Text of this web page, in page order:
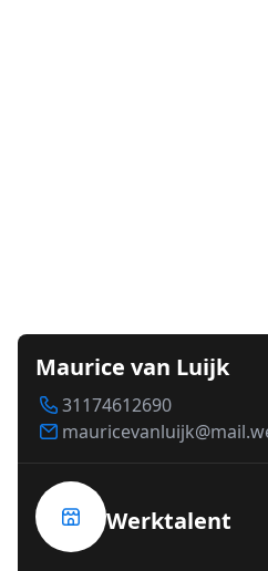
Maurice van Luijk
31174612690
Werktalent